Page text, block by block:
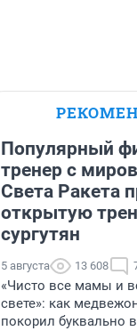
Популярный
тренер с
Света Ракета
открытую
сургутян
5 августа 13 608
«Чисто все мамы и
свете»: как
покорил буквально